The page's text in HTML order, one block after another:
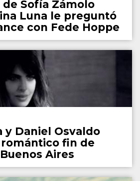
de Sofía Zámolo
Luna le preguntó
con Fede Hoppe
y Daniel Osvaldo
fin de
Aires